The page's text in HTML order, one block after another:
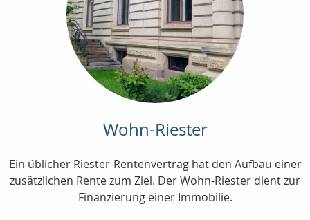
Wohn-Riester
Ein üblicher Riester-Rentenvertrag hat den Aufbau einer
zusätzlichen Rente zum Ziel. Der Wohn-Riester dient zur
Finanzierung einer Immobilie.